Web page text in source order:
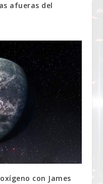
afueras del
con James